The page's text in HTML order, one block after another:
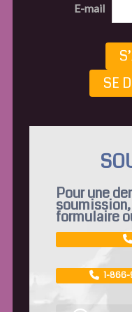
E-mail
SE
Pour une
formulaire
1-866-